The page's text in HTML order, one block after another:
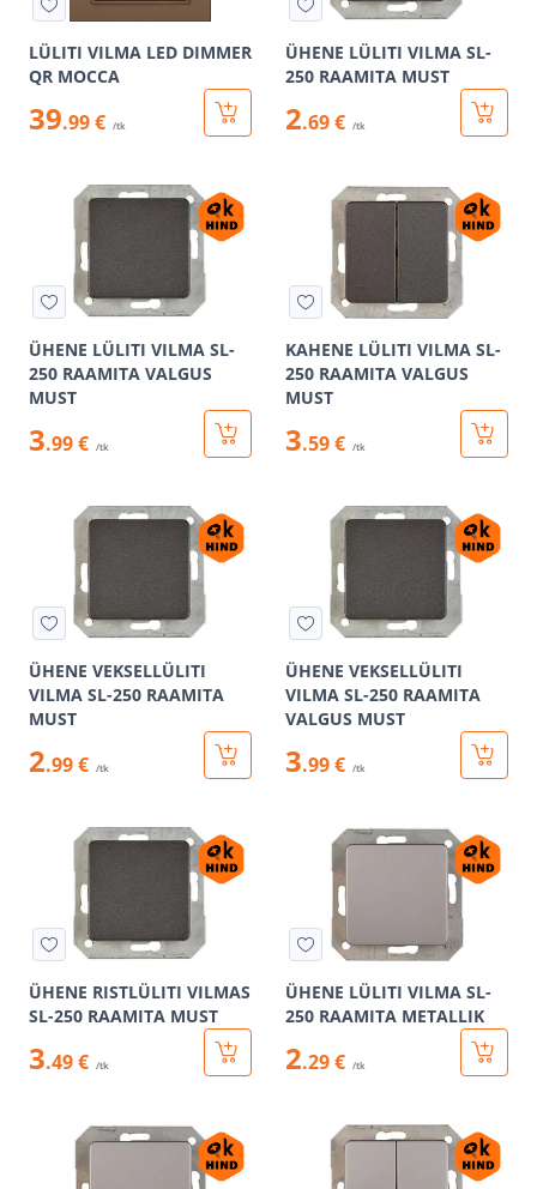
LÜLITI VILMA LED DIMMER
QR MOCCA
39.99 € /tk
ÜHENE LÜLITI VILMA SL-
250 RAAMITA MUST
2.69 € /tk
ÜHENE LÜLITI VILMA SL-
250 RAAMITA VALGUS
MUST
3.99 € /tk
KAHENE LÜLITI VILMA SL-
250 RAAMITA VALGUS
MUST
3.59 € /tk
ÜHENE VEKSELLÜLITI
VILMA SL-250 RAAMITA
MUST
2.99 € /tk
ÜHENE VEKSELLÜLITI
VILMA SL-250 RAAMITA
VALGUS MUST
3.99 € /tk
ÜHENE RISTLÜLITI VILMAS
SL-250 RAAMITA MUST
3.49 € /tk
ÜHENE LÜLITI VILMA SL-
250 RAAMITA METALLIK
2.29 € /tk